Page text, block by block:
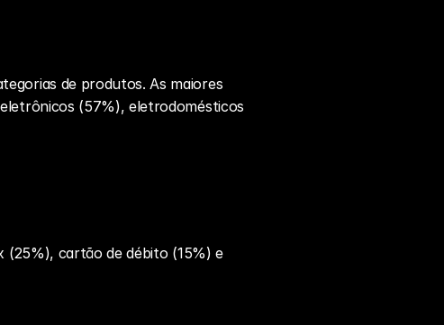
de produtos. As maiores
(57%), eletrodomésticos
(25%), cartão de débito (15%) e